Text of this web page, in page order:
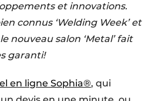
et innovations.
connus ‘Welding Week’ et
nouveau salon ‘Metal’ fait
garanti!
en ligne Sophia®, qui